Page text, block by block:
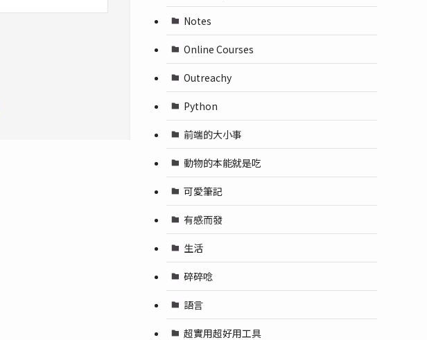
Notes
Online Courses
Outreachy
Python
前端的大小事
動物的本能就是吃
可愛筆記
有感而發
生活
碎碎唸
語言
超實用超好用工具